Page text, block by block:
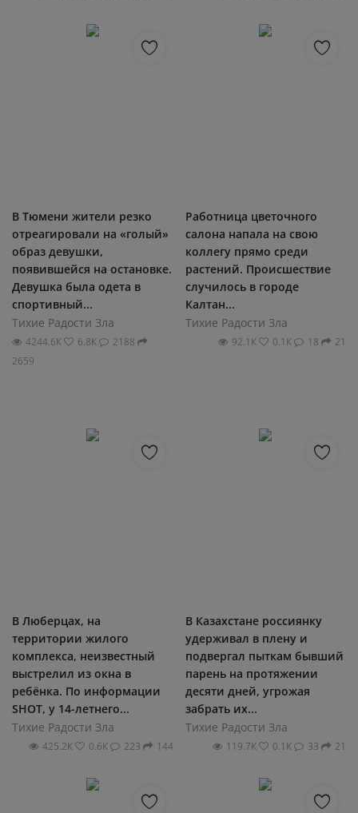
В Тюмени жители резко
отреагировали на «голый»
образ девушки,
появившейся на остановке.
Девушка была одета в
спортивный...
Тихие Радости Зла
4244.6К 6.8К
2188
2659
Работница цветочного
салона напала на свою
коллегу прямо среди
растений. Происшествие
случилось в городе
Калтан...
Тихие Радости Зла
92.1К 0.1К 18 21
В Люберцах, на
территории жилого
комплекса, неизвестный
выстрелил из окна в
ребёнка. По информации
SHOT, у 14-летнего...
Тихие Радости Зла
425.2К 0.6К 223 144
В Казахстане россиянку
удерживал в плену и
подвергал пыткам бывший
парень на протяжении
десяти дней, угрожая
забрать их...
Тихие Радости Зла
119.7К 0.1К 33 21